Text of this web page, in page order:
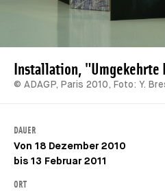
Installation, "Umgekehrte
© ADAGP, Paris 2010, Foto: Y.
DAUER
Von 18 Dezember 2010
bis 13 Februar 2011
ORT